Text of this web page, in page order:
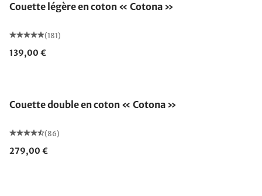
Couette légère en coton « Cotona »
(181)
139,00 €
Couette double en coton « Cotona »
(86)
279,00 €